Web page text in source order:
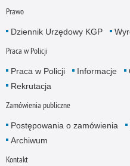
Prawo
Dziennik Urzędowy KGP
Praca w Policji
Praca w Policji Informacje
Rekrutacja
Zamówienia publiczne
Postępowania o zamówienia
Archiwum
Kontakt